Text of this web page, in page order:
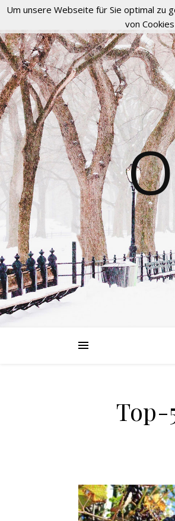
Um unsere Webseite für Sie optimal zu
von